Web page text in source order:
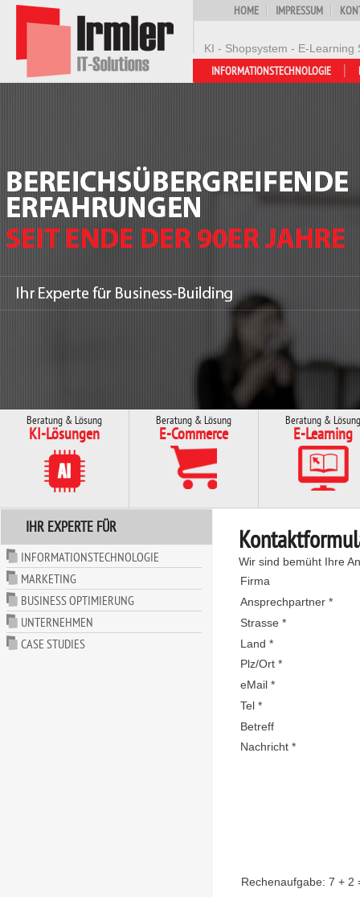
KI - Shopsystem - E-
HOME IMPRESSUM
INFORMATIONSTECHNOLOGIE
Beratung & Lösung
KI-Lösungen
Beratung & Lösung
E-Commerce
Beratung & Lösung
E-Learning
IHR EXPERTE FÜR
INFORMATIONSTECHNOLOGIE
MARKETING
BUSINESS OPTIMIERUNG
UNTERNEHMEN
CASE STUDIES
Wir sind bemüht Ihre
Firma
Ansprechpartner *
Strasse *
Land *
Plz/Ort *
eMail *
Tel *
Betreff
Nachricht *
Rechenaufgabe: 7 + 2